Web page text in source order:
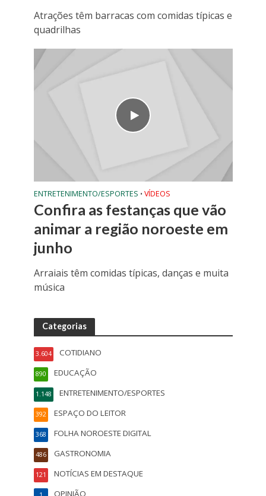
Atrações têm barracas com comidas típicas e
quadrilhas
ENTRETENIMENTO/ESPORTES • VÍDEOS
Confira as festanças que vão
animar a região noroeste em
junho
Arraiais têm comidas típicas, danças e muita
música
Categorias
COTIDIANO
3.604
EDUCAÇÃO
890
ENTRETENIMENTO/ESPORTES
1.148
ESPAÇO DO LEITOR
392
FOLHA NOROESTE DIGITAL
368
GASTRONOMIA
486
NOTÍCIAS EM DESTAQUE
121
OPINIÃO